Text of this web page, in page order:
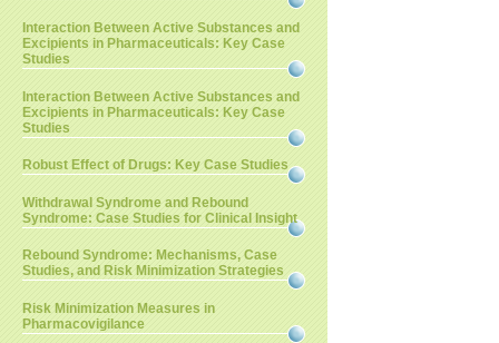
Interaction Between Active Substances and
Excipients in Pharmaceuticals: Key Case
Studies
Interaction Between Active Substances and
Excipients in Pharmaceuticals: Key Case
Studies
Robust Effect of Drugs: Key Case Studies
Withdrawal Syndrome and Rebound
Syndrome: Case Studies for Clinical Insight
Rebound Syndrome: Mechanisms, Case
Studies, and Risk Minimization Strategies
Risk Minimization Measures in
Pharmacovigilance